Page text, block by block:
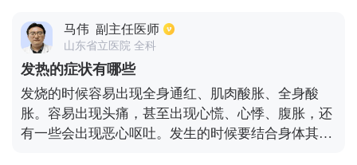
发热最常见的原因是感染，包括细菌感染、病毒感
染、真菌感染、衣原体或支原体感染等 如果出现低
烧，最有可能感染的病原体应该是结核分枝杆菌，因
此应进行相关检查以明确诊断。 同时，也不排除其他
非传染性疾病的可能性，如结缔组织病、肿瘤热吸收
等。因此，应明确诊断并相应治疗。
马伟 副主任医师
山东省立医院 全科
发热的症状有哪些
发烧的时候容易出现全身通红、肌肉酸胀、全身酸
胀。容易出现头痛，甚至出现心慌、心悸、腹胀，还
有一些会出现恶心呕吐。发生的时候要结合身体其他